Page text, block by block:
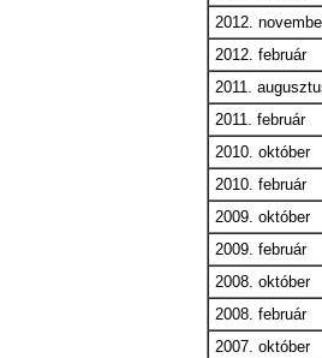
2012.
2012. február
2011.
2011. február
2010. október
2010. február
2009. október
2009. február
2008. október
2008. február
2007. október